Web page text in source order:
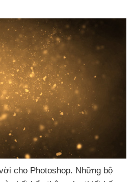
cho Photoshop. Những bộ